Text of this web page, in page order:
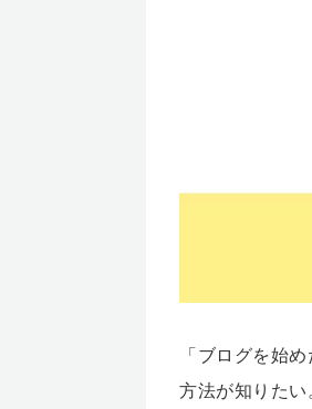
「ブログを始
方法が知りたい